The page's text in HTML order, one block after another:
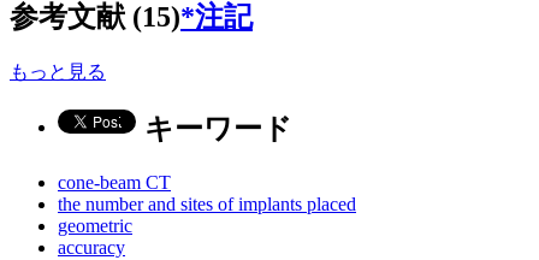
参考文献 (15)*注記
もっと見る
キーワード
cone-beam CT
the number and sites of implants placed
geometric
accuracy